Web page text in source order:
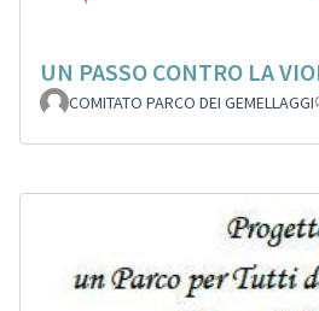
UN PASSO CONTRO LA
COMITATO PARCO DEI GEMELLAGGI